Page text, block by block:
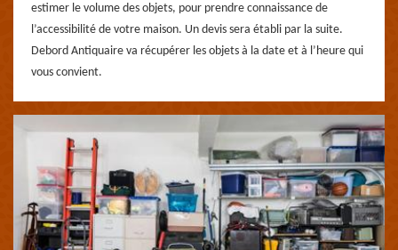
estimer le volume des objets, pour prendre connaissance de
l’accessibilité de votre maison. Un devis sera établi par la suite.
Debord Antiquaire va récupérer les objets à la date et à l’heure qui
vous convient.